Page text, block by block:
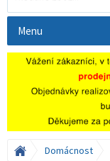
Menu
Domácnost